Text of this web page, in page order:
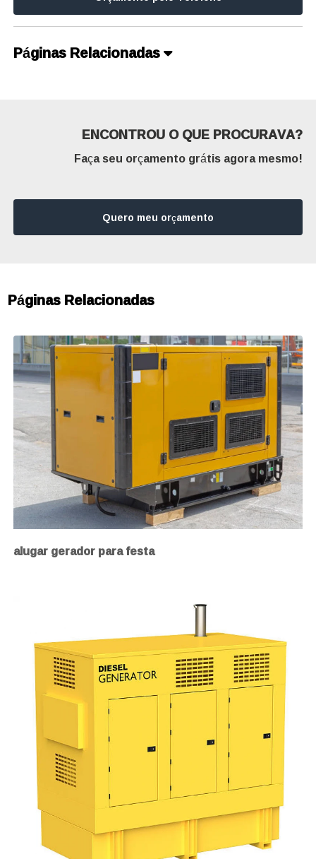
Páginas Relacionadas
ENCONTROU O QUE PROCURAVA?
Faça seu orçamento grátis agora mesmo!
Quero meu orçamento
Páginas Relacionadas
alugar gerador para festa